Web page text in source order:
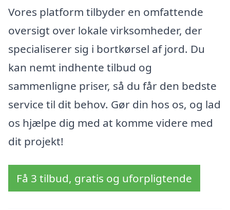
Vores platform tilbyder en omfattende
oversigt over lokale virksomheder, der
specialiserer sig i bortkørsel af jord. Du
kan nemt indhente tilbud og
sammenligne priser, så du får den bedste
service til dit behov. Gør din hos os, og lad
os hjælpe dig med at komme videre med
dit projekt!
Få 3 tilbud, gratis og uforpligtende